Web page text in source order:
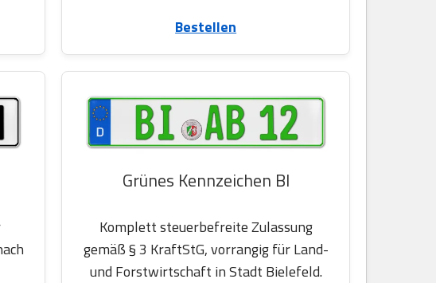
Bestellen
Grünes Kennzeichen BI
Komplett steuerbefreite Zulassung
gemäß § 3 KraftStG, vorrangig für Land-
und Forstwirtschaft in Stadt Bielefeld.